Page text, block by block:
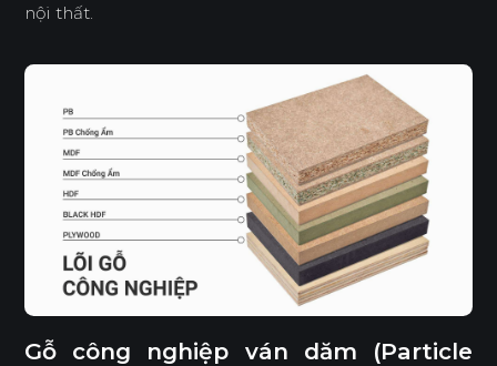
nội thất.
Gỗ công nghiệp ván dăm (Particle